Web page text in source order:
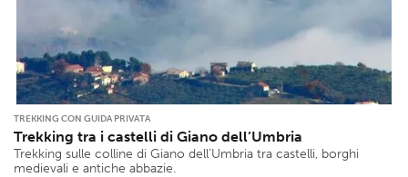
TREKKING CON GUIDA PRIVATA
Trekking tra i castelli di Giano dell’Umbria
Trekking sulle colline di Giano dell’Umbria tra castelli, borghi
medievali e antiche abbazie.